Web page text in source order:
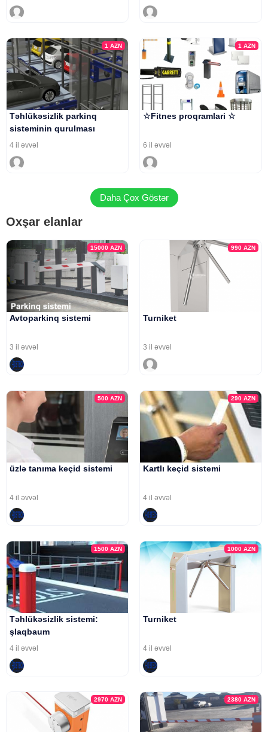
1AZN
Təhlükəsizlik parkinq
sisteminin qurulması
4 il əvvəl
1 AZN
☆Fitnes proqramlari ☆
6 il əvvəl
Daha Çox Göstər
Oxşar elanlar
15000AZN
Avtoparkinq sistemi
3 il əvvəl
990 AZN
Turniket
3 il əvvəl
500AZN
üzlə tanıma keçid sistemi
4 il əvvəl
290 AZN
Kartlı keçid sistemi
4 il əvvəl
1500AZN
Təhlükəsizlik sistemi:
şlaqbaum
4 il əvvəl
1000 AZN
Turniket
4 il əvvəl
2970AZN 2380 AZN